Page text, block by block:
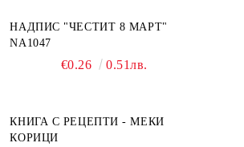
НАДПИС "ЧЕСТИТ 8 МАРТ"
NA1047
€0.26 0.51лв.
КНИГА С РЕЦЕПТИ - МЕКИ
КОРИЦИ